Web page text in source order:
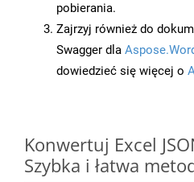
pobierania.
Zajrzyj również do
Swagger dla
dowiedzieć się więcej o
Konwertuj Excel
Szybka i łatwa